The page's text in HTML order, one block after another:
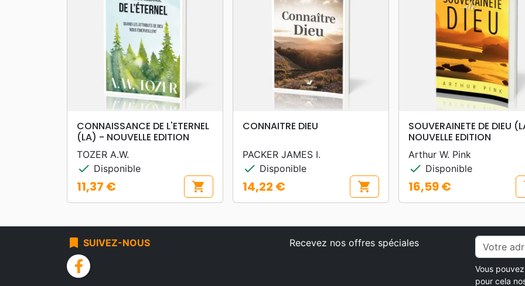
searchAPERÇU RAPIDE
CONNAISSANCE DE L'ETERNEL
(LA) - NOUVELLE EDITION
TOZER A.W.
check Disponible
Prix
11,37 € shopping_cart
searchAPERÇU RAPIDE
CONNAITRE DIEU
PACKER JAMES I.
check Disponible
Prix
14,22 € shopping_cart
search APERÇU RAPIDE
SOUVERAINETE DE DIEU
NOUVELLE EDITION
Arthur W. Pink
check Disponible
Prix
16,59 €
bookmark SUIVEZ-NOUS
facebook
Recevez nos offres spéciales
Vous
pour cela